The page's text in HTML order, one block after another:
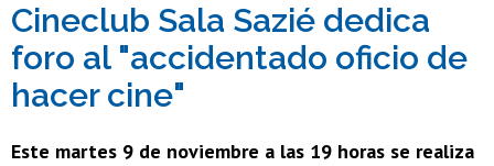
Funcionarias/os
Egresadas/os
Cineclub Sala Sazié dedica
foro al "accidentado oficio de
hacer cine"
Este martes 9 de noviembre a las 19 horas se realiza